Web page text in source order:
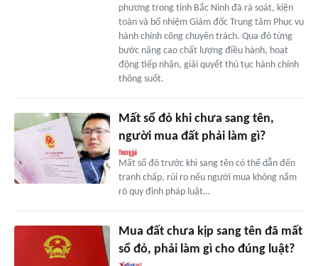
phương trong tỉnh Bắc Ninh đã rà soát, kiện
toàn và bổ nhiệm Giám đốc Trung tâm Phục vụ
hành chính công chuyên trách. Qua đó từng
bước nâng cao chất lượng điều hành, hoạt
động tiếp nhận, giải quyết thủ tục hành chính
thông suốt.
Mất sổ đỏ khi chưa sang tên,
người mua đất phải làm gì?
Mất sổ đỏ trước khi sang tên có thể dẫn đến
tranh chấp, rủi ro nếu người mua không nắm
rõ quy định pháp luật…
Mua đất chưa kịp sang tên đã mất
sổ đỏ, phải làm gì cho đúng luật?